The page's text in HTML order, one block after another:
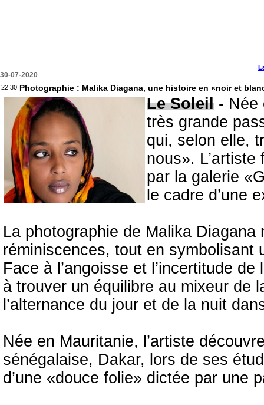
30-07-2020
22:30 Photographie : Malika Diagana, une histoire en «noir et
Le Soleil - Née
très grande
qui, selon elle,
nous».
par la galerie
le cadre d’une
La photographie de Malika
réminiscences, tout en symbolisant
Face à l’angoisse et l’incertitude
à trouver un équilibre au mixeur de
l’alternance du jour et de la nuit
Née en Mauritanie, l’artiste
sénégalaise, Dakar, lors de ses
d’une «douce folie» dictée par une